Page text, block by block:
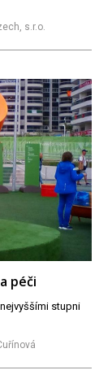
s.r.o.
péči
stupni